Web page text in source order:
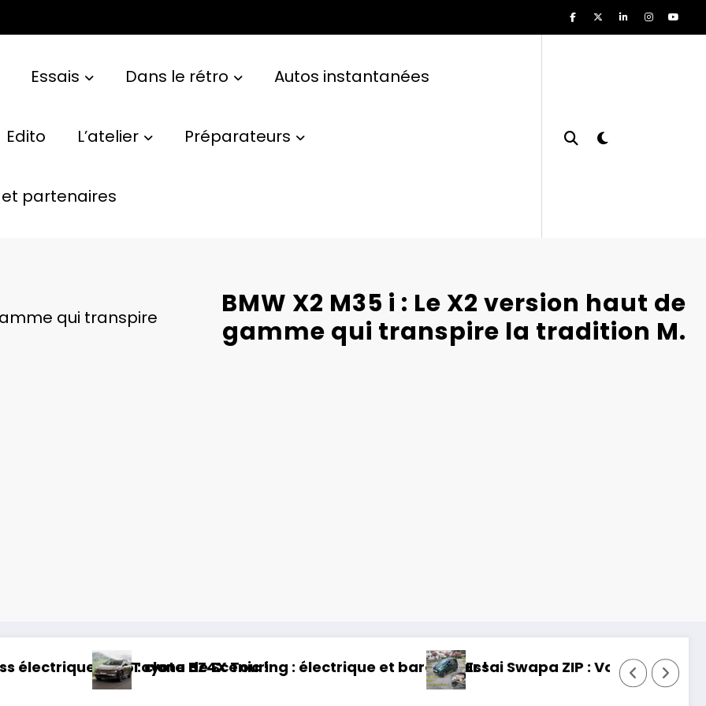
Essais Dans le rétro Autos instantanées
Edito L’atelier Préparateurs
partenaires
qui transpire
BMW X2 M35 i : Le X2 version haut de
gamme qui transpire la tradition M.
et baroudeur !Essai Swapa ZIP : Voiture sans permis, mais fun !Essai Toyota RAV 4 2026 :